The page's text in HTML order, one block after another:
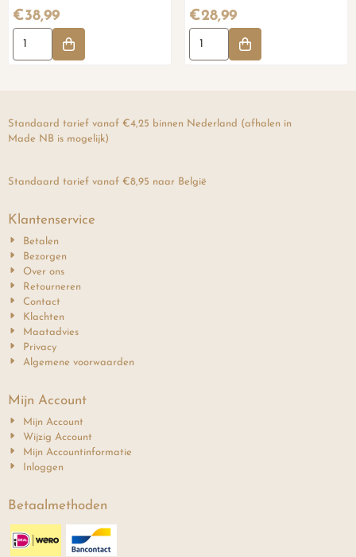
Prijs: 38,99
€38,99
Aantal kiezen voor Charmketting - Color Mix
Prijs: 28,99
€28,99
Aantal kiezen voor Ketting
Standaard tarief vanaf €4,25 binnen Nederland (afhalen in
Made NB is mogelijk)
Standaard tarief vanaf €8,95 naar België
Klantenservice
Betalen
Bezorgen
Over ons
Retourneren
Contact
Klachten
Maatadvies
Privacy
Algemene voorwaarden
Mijn Account
Mijn Account
Wijzig Account
Mijn Accountinformatie
Inloggen
Betaalmethoden